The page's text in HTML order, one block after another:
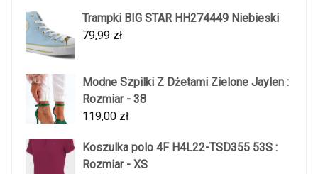
Trampki BIG STAR HH274449 Niebieski
79,99 zł
Modne Szpilki Z Dżetami Zielone Jaylen :
Rozmiar - 38
119,00 zł
Koszulka polo 4F H4L22-TSD355 53S :
Rozmiar - XS